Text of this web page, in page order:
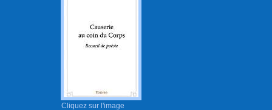
Cliquez sur l'image